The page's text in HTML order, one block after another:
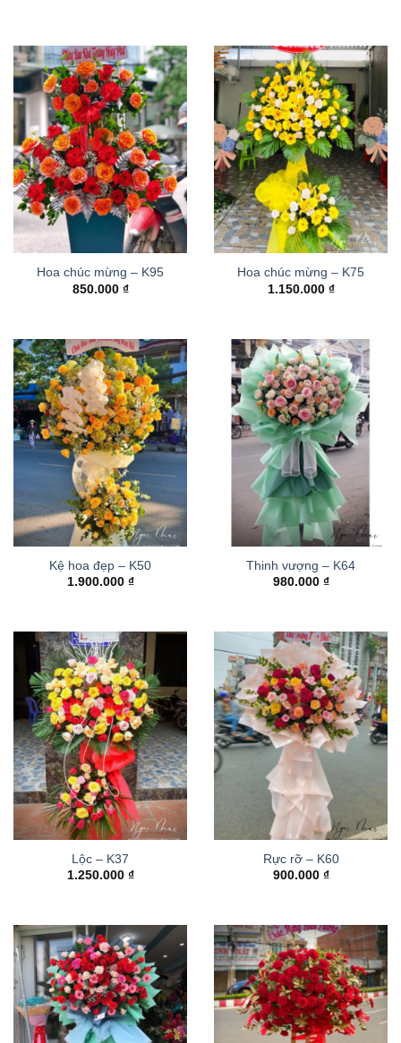
Hoa chúc mừng – K95
850.000 ₫
Hoa chúc mừng – K75
1.150.000 ₫
Kệ hoa đẹp – K50
1.900.000 ₫
Thinh vượng – K64
980.000 ₫
Lộc – K37
1.250.000 ₫
Rực rỡ – K60
900.000 ₫